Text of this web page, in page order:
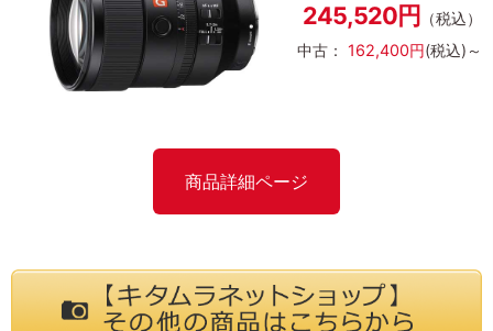
245,520円 （税込）
中古： 162,400円(税込)～
商品詳細ページ